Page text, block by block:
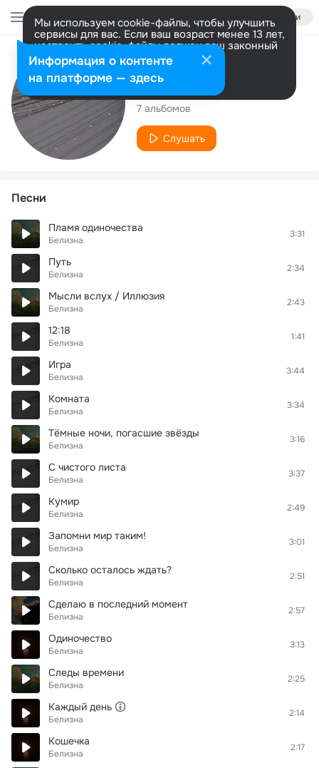
Войти
Мы используем cookie-файлы, чтобы улучшить
сервисы для вас. Если ваш возраст менее 13 лет,
настроить cookie-файлы должен ваш законный
представитель. Больше информации
Разрешить все Настроить
Исполнитель
белизна
7 альбомов
Слушать
Песни
Пламя одиночества
Белизна
3:31
Путь
Белизна
2:34
Мысли вслух / Иллюзия
Белизна
2:43
12:18
Белизна
1:41
Игра
Белизна
3:44
Комната
Белизна
3:34
Тёмные ночи, погасшие звёзды
Белизна
3:16
С чистого листа
Белизна
3:37
Кумир
Белизна
2:49
Запомни мир таким!
Белизна
3:01
Сколько осталось ждать?
Белизна
2:51
Сделаю в последний момент
Белизна
2:57
Одиночество
Белизна
3:13
Следы времени
Белизна
2:25
Каждый день
Белизна
2:14
Кошечка
Белизна
2:17
Информация о контенте
на платформе — здесь